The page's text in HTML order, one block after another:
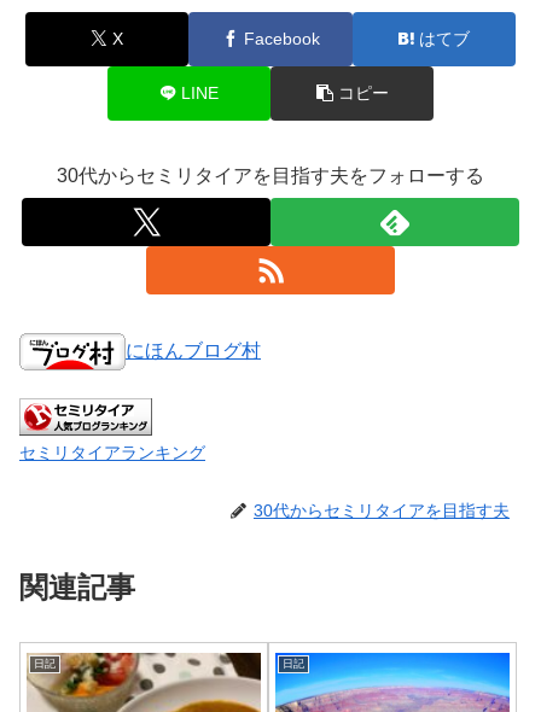
X Facebook はてブ
LINE コピー
30代からセミリタイアを目指す夫をフォローする
にほんブログ村
セミリタイアランキング
30代からセミリタイアを目指す夫
関連記事
日記 日記